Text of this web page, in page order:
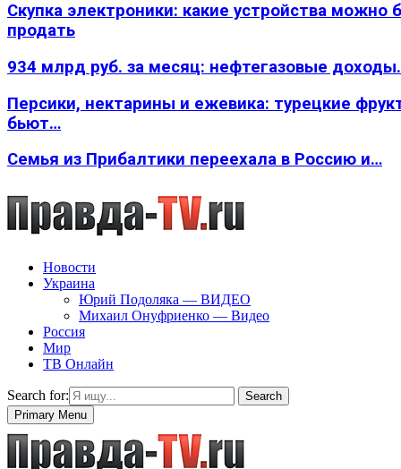
Скупка электроники: какие устройства можно
продать
934 млрд руб. за месяц: нефтегазовые
Персики, нектарины и ежевика: турецкие
бьют…
Семья из Прибалтики переехала в Россию и…
Новости
Украина
Юрий Подоляка — ВИДЕО
Михаил Онуфриенко — Видео
Россия
Мир
ТВ Онлайн
Search for:
Search
Primary Menu